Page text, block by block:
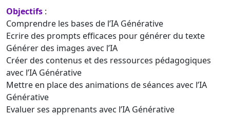
Objectifs :
Comprendre les bases de l’IA Générative
Ecrire des prompts efficaces pour générer du texte
Générer des images avec l’IA
Créer des contenus et des ressources pédagogiques
avec l’IA Générative
Mettre en place des animations de séances avec l’IA
Générative
Evaluer ses apprenants avec l’IA Générative